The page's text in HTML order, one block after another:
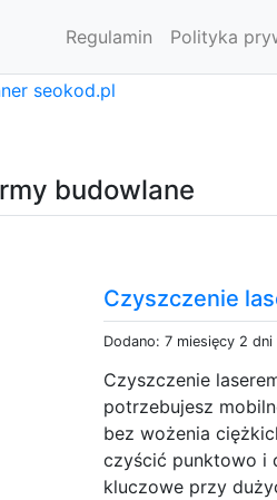
Regulamin Polityka
budowlane
Czyszczenie
Dodano: 7 miesięcy 2 dni
Czyszczenie
potrzebujesz
bez wożenia
czyścić punktowo i
kluczowe przy